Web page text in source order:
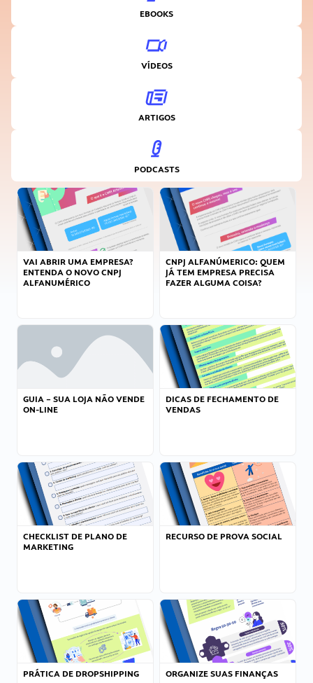
EBOOKS
VÍDEOS
ARTIGOS
PODCASTS
VAI ABRIR UMA EMPRESA?
ENTENDA O NOVO CNPJ
ALFANUMÉRICO
CNPJ ALFANÚMERICO: QUEM
JÁ TEM EMPRESA PRECISA
FAZER ALGUMA COISA?
GUIA – SUA LOJA NÃO VENDE
ON-LINE
DICAS DE FECHAMENTO DE
VENDAS
CHECKLIST DE PLANO DE
MARKETING
RECURSO DE PROVA SOCIAL
PRÁTICA DE DROPSHIPPING ORGANIZE SUAS FINANÇAS